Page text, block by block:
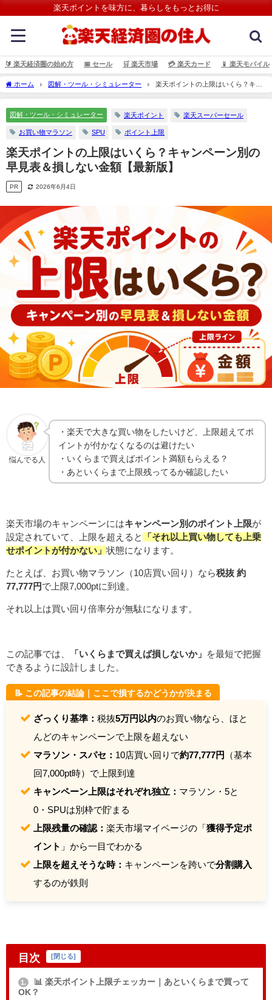
楽天ポイントを味方に、暮らしをもっとお得に
🔰 楽天経済圏の始め方 📅 セール 🛒 楽天市場 💳️ 楽天カード 📱 楽天モバイル
ホーム 図解・ツール・シミュレーター
楽天ポイントの上限はいくら？キャ
ンペーン別の早見表＆損しない金額【最新版】
図解・ツール・シミュレーター 楽天ポイント 楽天スーパーセール
お買い物マラソン SPU ポイント上限
楽天ポイントの上限はいくら？キャンペーン別の
早見表＆損しない金額【最新版】
PR 2026年6月4日
悩んでる人
・楽天で大きな買い物をしたいけど、上限超えてポ
イントが付かなくなるのは避けたい
・いくらまで買えばポイント満額もらえる？
・あといくらまで上限残ってるか確認したい
楽天市場のキャンペーンにはキャンペーン別のポイント上限が
設定されていて、上限を超えると
「それ以上買い物しても上乗
せポイントが付かない」 状態になります。
たとえば、お買い物マラソン（10店買い回り）なら税抜 約
77,777円 で上限7,000ptに到達。
それ以上は買い回り倍率分が無駄になります。
この記事では、 「いくらまで買えば損しないか」
を最短で把握
できるように設計しました。
📝 この記事の結論｜ここで損するかどうかが決まる
ざっくり基準： 税抜5万円以内のお買い物なら、ほと
んどのキャンペーンで上限を超えない
マラソン・スパセ： 10店買い回りで約77,777円
（基本
回7,000pt時）で上限到達
キャンペーン上限はそれぞれ独立： マラソン・5と
0・SPUは別枠で貯まる
上限残量の確認： 楽天市場マイページの「 獲得予定ポ
イント 」から一目でわかる
上限を超えそうな時： キャンペーンを跨いで分割購入
するのが鉄則
目次 閉じる
1.
📊 楽天ポイント上限チェッカー｜あといくらまで買って
OK？